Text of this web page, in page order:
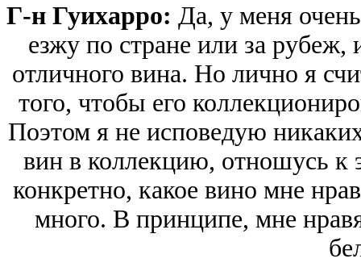
Г-н Гуихарро: Да, у меня
езжу по стране или за
отличного вина. Но лично я
того, чтобы его
Поэтом я не исповедую
вин в коллекцию, отношусь к
конкретно, какое вино мне
много. В принципе, мне